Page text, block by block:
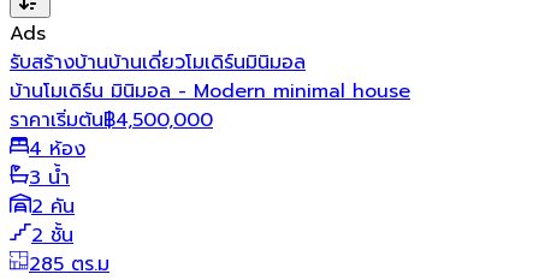
Ads
รับสร้างบ้านบ้านเดี่ยวโมเดิร์นมินิมอล
บ้านโมเดิร์น มินิมอล - Modern minimal house
ราคาเริ่มต้น฿4,500,000
4 ห้อง
3 น้ำ
2 คัน
2 ชั้น
285 ตร.ม